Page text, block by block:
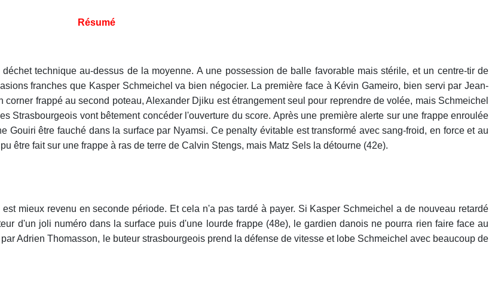
Résumé
technique au-dessus de la moyenne. A une possession de balle favorable mais stérile, et un centre-tir de
franches que Kasper Schmeichel va bien négocier. La première face à Kévin Gameiro, bien servi par Jean-
frappé au second poteau, Alexander Djiku est étrangement seul pour reprendre de volée, mais Schmeichel
Strasbourgeois vont bêtement concéder l'ouverture du score. Après une première alerte sur une frappe enroulée
Gouiri être fauché dans la surface par Nyamsi. Ce penalty évitable est transformé avec sang-froid, en force et au
être fait sur une frappe à ras de terre de Calvin Stengs, mais Matz Sels la détourne (42e).
mieux revenu en seconde période. Et cela n'a pas tardé à payer. Si Kasper Schmeichel a de nouveau retardé
d'un joli numéro dans la surface puis d'une lourde frappe (48e), le gardien danois ne pourra rien faire face au
Adrien Thomasson, le buteur strasbourgeois prend la défense de vitesse et lobe Schmeichel avec beaucoup de